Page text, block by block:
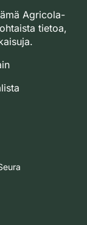
Agricola-
tietoa,